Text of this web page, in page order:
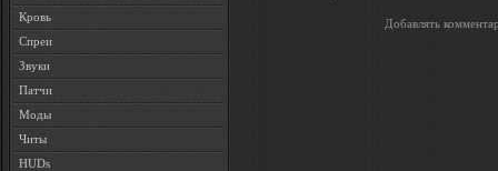
Кровь
Спреи
Звуки
Патчи
Моды
Читы
HUDs
Добавлять